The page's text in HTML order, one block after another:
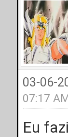
03-06-
07:17
Eu